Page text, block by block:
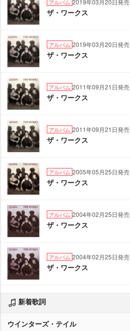
アルバム 2019年03月20日発売
ザ・ワークス
アルバム 2019年03月20日発売
ザ・ワークス
アルバム 2011年09月21日発売
ザ・ワークス
アルバム 2011年09月21日発売
ザ・ワークス
アルバム 2005年05月25日発売
ザ・ワークス
アルバム 2004年02月25日発売
ザ・ワークス
アルバム 2004年02月25日発売
ザ・ワークス
新着歌詞
ウインターズ・テイル